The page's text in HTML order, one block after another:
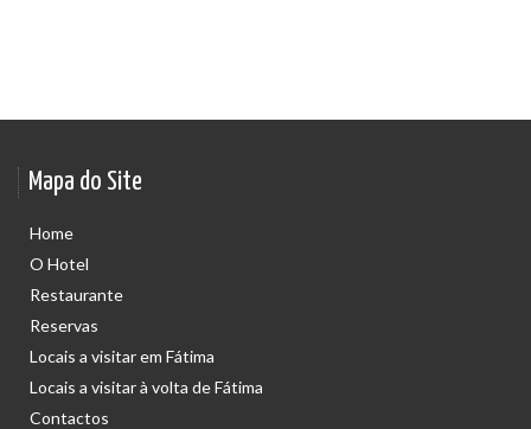
Mapa do Site
Home
O Hotel
Restaurante
Reservas
Locais a visitar em Fátima
Locais a visitar à volta de Fátima
Contactos